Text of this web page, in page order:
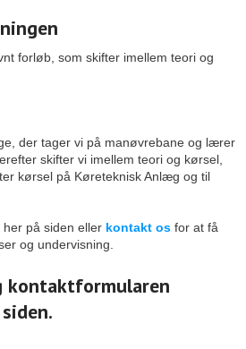
forløb, som skifter imellem teori og
der tager vi på manøvrebane og lærer
skifter vi imellem teori og kørsel,
kørsel på Køreteknisk Anlæg og til
på siden eller kontakt osfor at få
og undervisning.
kontaktformularen